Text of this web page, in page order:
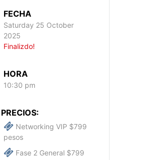
FECHA
Saturday 25 October
2025
Finalizdo!
HORA
10:30 pm
PRECIOS:
Networking VIP $799
pesos
Fase 2 General $799